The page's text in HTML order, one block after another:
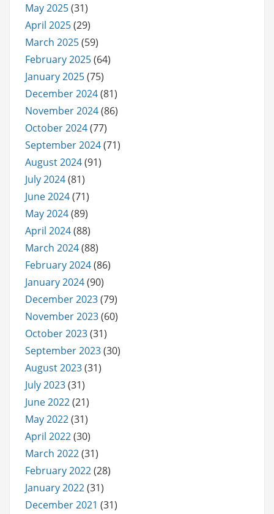
May 2025(31)
April 2025(29)
March 2025(59)
February 2025(64)
January 2025(75)
December 2024(81)
November 2024(86)
October 2024(77)
September 2024(71)
August 2024(91)
July 2024(81)
June 2024(71)
May 2024(89)
April 2024(88)
March 2024(88)
February 2024(86)
January 2024(90)
December 2023(79)
November 2023(60)
October 2023(31)
September 2023(30)
August 2023(31)
July 2023(31)
June 2022(21)
May 2022(31)
April 2022(30)
March 2022(31)
February 2022(28)
January 2022(31)
December 2021 (31)